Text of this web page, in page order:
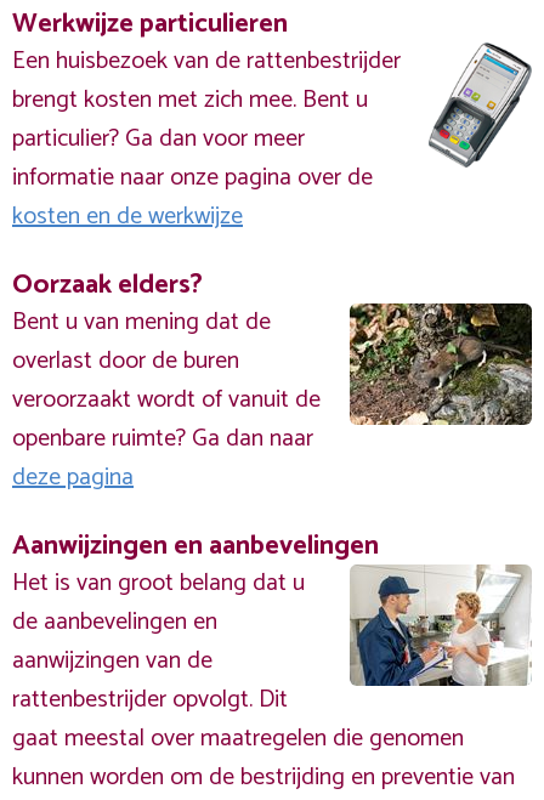
Werkwijze particulieren
Een huisbezoek van de rattenbestrijder
brengt kosten met zich mee. Bent u
particulier? Ga dan voor meer
informatie naar onze pagina over de
kosten en de werkwijze
Oorzaak elders?
Bent u van mening dat de
overlast door de buren
veroorzaakt wordt of vanuit de
openbare ruimte? Ga dan naar
deze pagina
Aanwijzingen en aanbevelingen
Het is van groot belang dat u
de aanbevelingen en
aanwijzingen van de
rattenbestrijder opvolgt. Dit
gaat meestal over maatregelen die genomen
kunnen worden om de bestrijding en preventie van